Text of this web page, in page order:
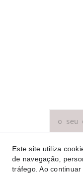
Este site utiliza
de navegação,
tráfego. Ao